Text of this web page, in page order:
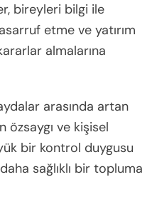
finansal eğitim
ölçüde artırır.
azaldığını
geliştiğini
ve stratejilerini
destekleyici bir ortam
ve dayanıklılığı